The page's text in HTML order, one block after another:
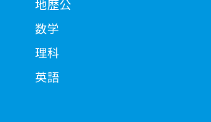
地歴公
数学
理科
英語